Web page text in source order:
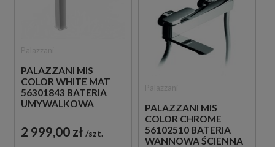
PALAZZANI MIS
COLOR WHITE MAT
56301843 BATERIA
UMYWALKOWA
JEDNOUCHWYTOWA
BIAŁA
2 999,00 zł szt.
PALAZZANI MIS
COLOR CHROME
56102510 BATERIA
WANNOWA ŚCIENNA